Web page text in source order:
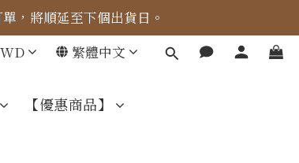
，將順延至下個出貨日。
繁體中文
【優惠商品】